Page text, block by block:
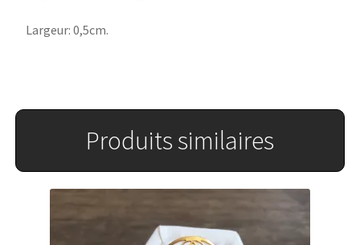
Largeur: 0,5cm.
Produits similaires